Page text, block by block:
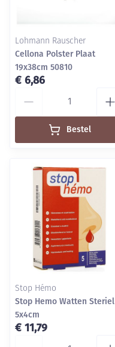
Lohmann Rauscher
Cellona Polster Plaat
19x38cm 50810
€ 6,86
Bestel
Stop Hémo
Stop Hemo Watten Steriel
5x4cm
€ 11,79